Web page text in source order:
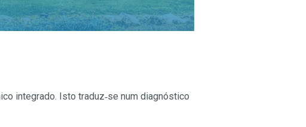
integrado. Isto traduz‑se num diagnóstico